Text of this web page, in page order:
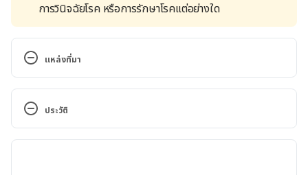
การวินิจฉัยโรค หรือการรักษาโรคแต่อย่างใด
แหล่งที่มา
https://www.mayoclinic.org/diseases-
conditions/obesity/symptoms-causes/syc-
20375742
ประวัติ